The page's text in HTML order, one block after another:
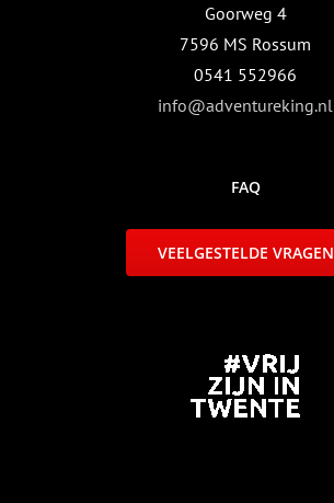
Goorweg 4
7596 MS Rossum
0541 552966
info@adventureking.nl
FAQ
VEELGESTELDE VRAGEN